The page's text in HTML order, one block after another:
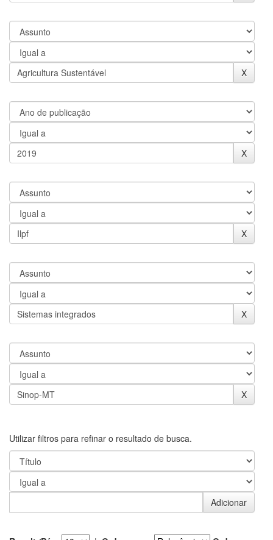
Utilizar filtros para refinar o resultado de busca.